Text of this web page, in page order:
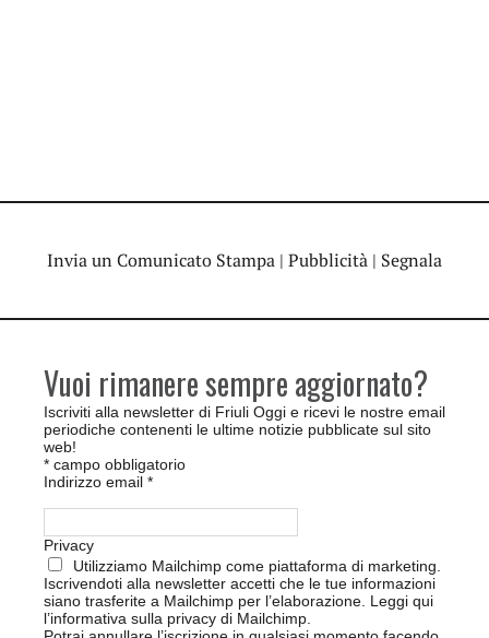
Invia un Comunicato Stampa | Pubblicità | Segnala
Vuoi rimanere sempre aggiornato?
Iscriviti alla newsletter di Friuli Oggi e ricevi le nostre email
periodiche contenenti le ultime notizie pubblicate sul sito
web!
* campo obbligatorio
Indirizzo email *
Privacy
Utilizziamo Mailchimp come piattaforma di marketing.
Iscrivendoti alla newsletter accetti che le tue informazioni
siano trasferite a Mailchimp per l’elaborazione. Leggi qui
l’informativa sulla privacy di Mailchimp.